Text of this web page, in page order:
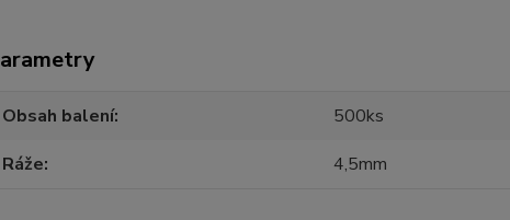
Obsah balení
500ks
Ráže
4,5mm